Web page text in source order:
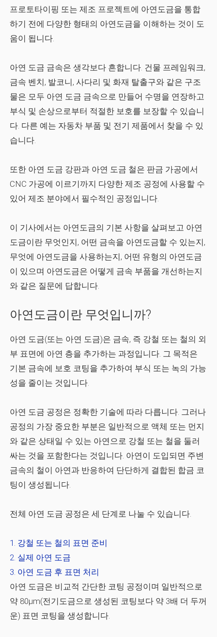
프로토타이핑 또는 제조 프로젝트에 아연도금을 통합
하기 전에 다양한 형태의 아연도금을 이해하는 것이 도
움이 됩니다.
아연 도금 금속은 생각보다 흔합니다. 건물 프레임워크,
금속 벤치, 발코니, 사다리 및 화재 탈출구와 같은 구조
물은 모두 아연 도금 금속으로 만들어 수명을 연장하고
부식 및 손상으로부터 적절한 보호를 보장할 수 있습니
다. 다른 예는 자동차 부품 및 전기 제품에서 찾을 수 있
습니다.
또한 아연 도금 강판과 아연 도금 철은 판금 가공에서
CNC 가공에 이르기까지 다양한 제조 공정에 사용할 수
있어 제조 분야에서 필수적인 공정입니다.
이 기사에서는 아연도금의 기본 사항을 살펴보고 아연
도금이란 무엇인지, 어떤 금속을 아연도금할 수 있는지,
무엇에 아연도금을 사용하는지, 어떤 유형의 아연도금
이 있으며 아연도금은 어떻게 금속 부품을 개선하는지
와 같은 질문에 답합니다.
아연도금이란 무엇입니까?
아연 도금(또는 아연 도금)은 금속, 즉 강철 또는 철의 외
부 표면에 아연 층을 추가하는 과정입니다. 그 목적은
기본 금속에 보호 코팅을 추가하여 부식 또는 녹의 가능
성을 줄이는 것입니다.
아연 도금 공정은 정확한 기술에 따라 다릅니다. 그러나
공정의 가장 중요한 부분은 일반적으로 액체 또는 먼지
와 같은 상태일 수 있는 아연으로 강철 또는 철을 둘러
싸는 것을 포함한다는 것입니다. 아연이 도입되면 주변
금속의 철이 아연과 반응하여 단단하게 결합된 합금 코
팅이 생성됩니다.
전체 아연 도금 공정은 세 단계로 나눌 수 있습니다.
강철 또는 철의 표면 준비
실제 아연 도금
아연 도금 후 표면 처리
아연 도금은 비교적 간단한 코팅 공정이며 일반적으로
약 80μm(전기도금으로 생성된 코팅보다 약 3배 더 두꺼
운) 표면 코팅을 생성합니다.